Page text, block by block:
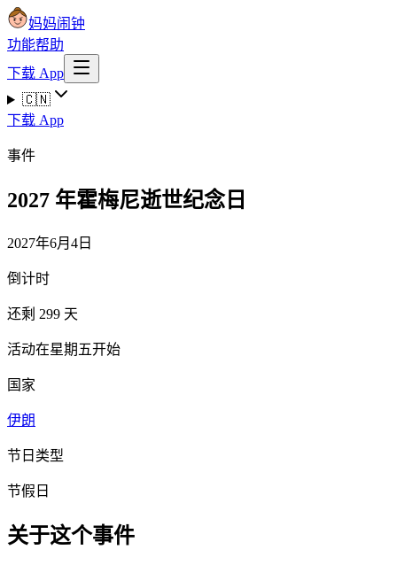
妈妈闹钟
功能帮助
下载 App
🇨🇳
下载 App
事件
2027 年霍梅尼逝世纪念日
2027年6月4日
倒计时
还剩 299 天
活动在星期五开始
国家
伊朗
节日类型
节假日
关于这个事件